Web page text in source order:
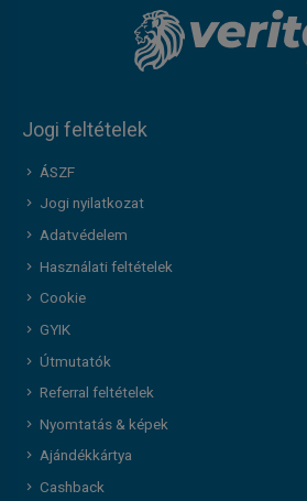
Jogi feltételek
ÁSZF
Jogi nyilatkozat
Adatvédelem
Használati feltételek
Cookie
GYIK
Útmutatók
Referral feltételek
Nyomtatás & képek
Ajándékkártya
Cashback